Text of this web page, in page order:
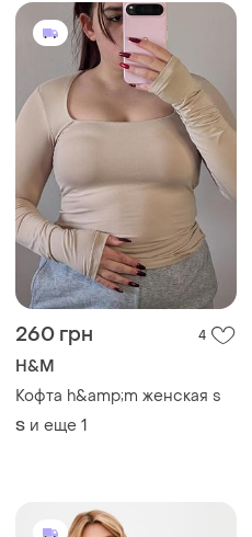
260 грн 4
H&M
Кофта h&amp;m женская s
S и еще 1